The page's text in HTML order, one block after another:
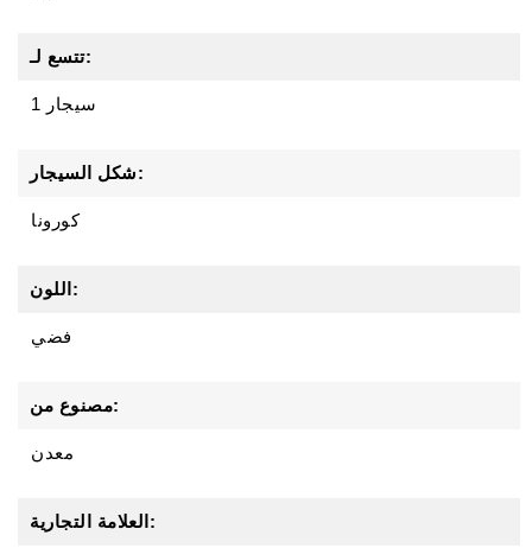
تتسع لـ:
1 سيجار
شكل السيجار:
كورونا
اللون:
فضي
مصنوع من:
معدن
العلامة التجارية: